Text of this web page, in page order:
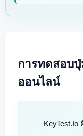
การทดสอบ
ออนไลน์
KeyTest.io